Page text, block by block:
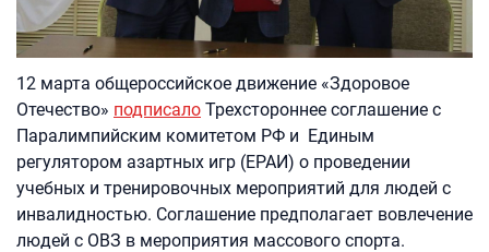
12 марта общероссийское движение «Здоровое
Отечество» подписало Трехстороннее соглашение с
Паралимпийским комитетом РФ и Единым
регулятором азартных игр (ЕРАИ) о проведении
учебных и тренировочных мероприятий для людей с
инвалидностью. Соглашение предполагает вовлечение
людей с ОВЗ в мероприятия массового спорта.